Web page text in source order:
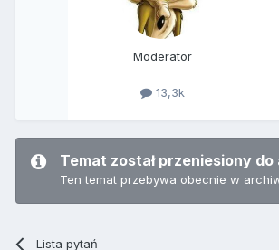
Moderator
13,3k
Temat został przeniesiony
Ten temat przebywa obecnie w
Lista pytań